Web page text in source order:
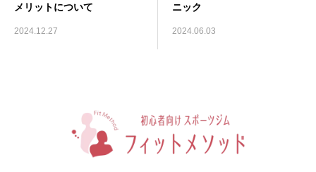
メリットについて
2024.12.27
ニック
2024.06.03